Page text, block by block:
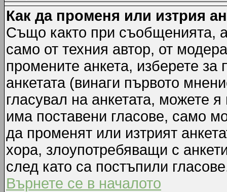
Как да променя или изтрия
Също както при съобщенията,
само от техния автор, от
промените анкета, изберете
анкетата (винаги първото
гласувал на анкетата, можете
има поставени гласове, само
да променят или изтрият
хора, злоупотребяващи с
след като са постъпили
Върнете се в началото